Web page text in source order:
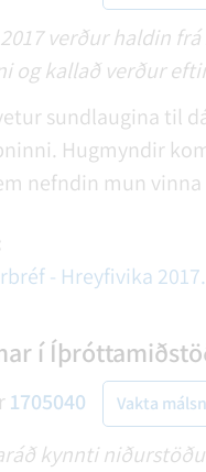
verður haldin
og kallað verður
sundlaugina til
Hugmyndir
nefndin mun
- Hreyfivika
í
1705040 Vakta
kynnti